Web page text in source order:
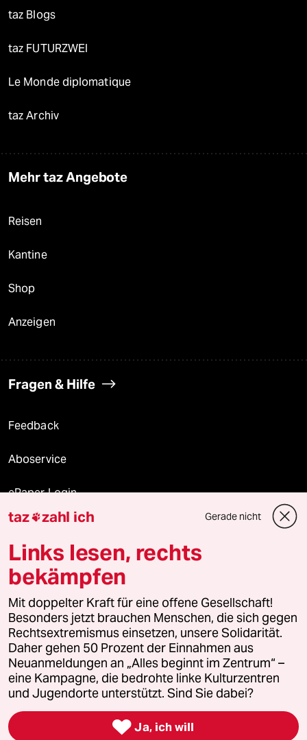
taz Blogs
taz FUTURZWEI
Le Monde diplomatique
taz Archiv
Mehr taz Angebote
Reisen
Kantine
Shop
Anzeigen
Fragen & Hilfe
Feedback
Aboservice
ePaper Login
Downloads für Abonnierende
© 2026 taz Verlags und Vertriebs GmbH
Alle Rechte vorbehalten. Bei rechtlichen Fragen oder für Genehmigungen
wenden Sie sich bitte an
lizenzen@taz.de
Feedback Redaktionsstatut Kommune-Richtlinien
Leitlinie Informant Datenschutz Impressum AGB
Seitenwende Einwilligungen widerrufen (Ads)
taz zahl ich Gerade nicht
Links lesen, rechts
bekämpfen
Mit doppelter Kraft für eine offene Gesellschaft!
Besonders jetzt brauchen Menschen, die sich gegen
Rechtsextremismus einsetzen, unsere Solidarität.
Daher gehen 50 Prozent der Einnahmen aus
Neuanmeldungen an „Alles beginnt im Zentrum“ –
eine Kampagne, die bedrohte linke Kulturzentren
und Jugendorte unterstützt. Sind Sie dabei?
 Ja, ich will